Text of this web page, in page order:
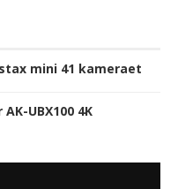
mini 41 kameraet
UBX100 4K